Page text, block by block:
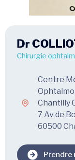
Dr
Chirurgie
Centre
Chantilly
7 Av de
60500
Prendre